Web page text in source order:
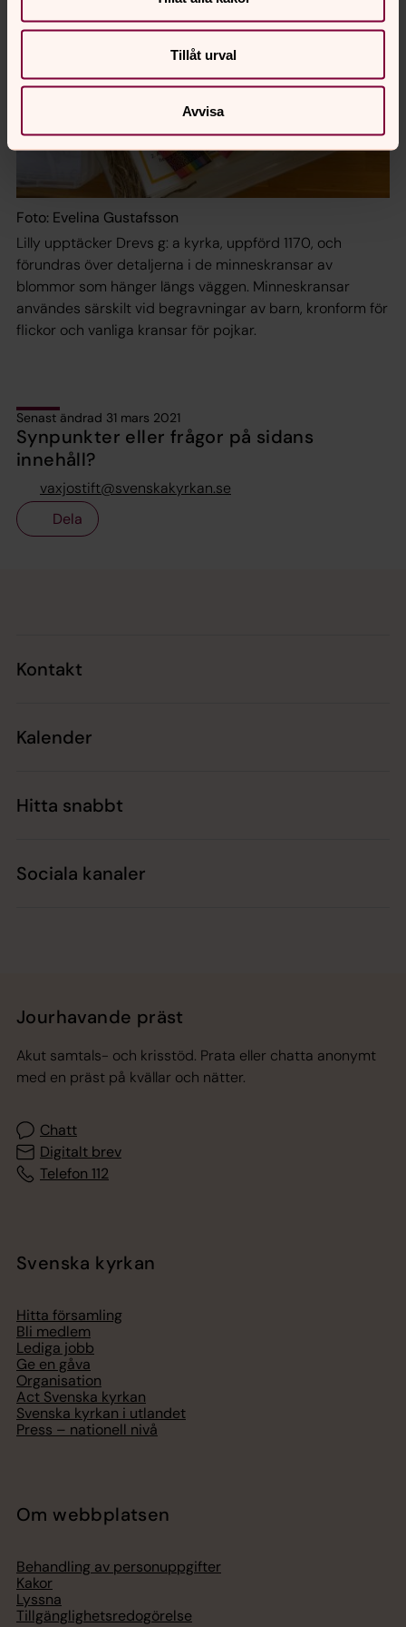
Tillåt urval
Avvisa
Foto: Evelina Gustafsson
Lilly upptäcker Drevs g: a kyrka, uppförd 1170, och
förundras över detaljerna i de minneskransar av
blommor som hänger längs väggen. Minneskransar
användes särskilt vid begravningar av barn, kronform för
flickor och vanliga kransar för pojkar.
Senast ändrad 31 mars 2021
Synpunkter eller frågor på sidans
innehåll?
vaxjostift@svenskakyrkan.se
Dela
Kontakt
Kalender
Hitta snabbt
Sociala kanaler
Jourhavande präst
Akut samtals- och krisstöd. Prata eller chatta anonymt
med en präst på kvällar och nätter.
Chatt
Digitalt brev
Telefon 112
Svenska kyrkan
Hitta församling
Bli medlem
Lediga jobb
Ge en gåva
Organisation
Act Svenska kyrkan
Svenska kyrkan i utlandet
Press – nationell nivå
Om webbplatsen
Behandling av personuppgifter
Kakor
Lyssna
Tillgänglighetsredogörelse